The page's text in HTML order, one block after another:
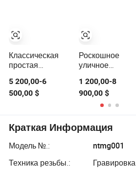
Классическая
простая
уличная
садовая
мебель, ручная
резьба из
натурального
белого камня,
мраморная
колонна,
5 200,00-6
500,00 $
продажу
Роскошное
уличное
украшение,
ручная резьба
по мрамору,
беседка
1 200,00-8
900,00 $
Краткая Информация
Модель №.:
ntmg001
Техника резьбы.:
Гравировка